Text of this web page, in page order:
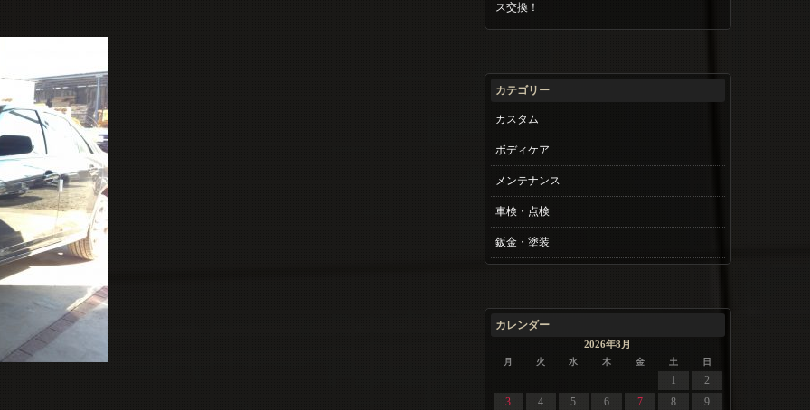
ス交換！
カテゴリー
カスタム
ボディケア
メンテナンス
車検・点検
鈑金・塗装
カレンダー
2026年8月
月 火 水 木 金 土 日
1
2
3
4 5 6 7 8
9